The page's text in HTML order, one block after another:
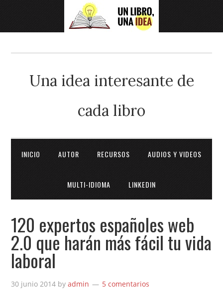
Una idea interesante de
cada libro
INICIO AUTOR RECURSOS AUDIOS Y VIDEOS
MULTI-IDIOMA LINKEDIN
120 expertos españoles web
2.0 que harán más fácil tu vida
laboral
30 junio 2014 byadmin 5 comentarios